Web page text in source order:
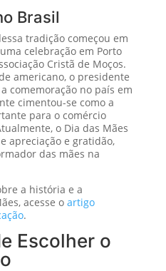
Brasil
tradição começou em
celebração em Porto
Cristã de Moços.
americano, o presidente
comemoração no país em
cimentou-se como a
para o comércio
o Dia das Mães
apreciação e gratidão,
das mães na
a história e a
acesse o artigo
.
Escolher o